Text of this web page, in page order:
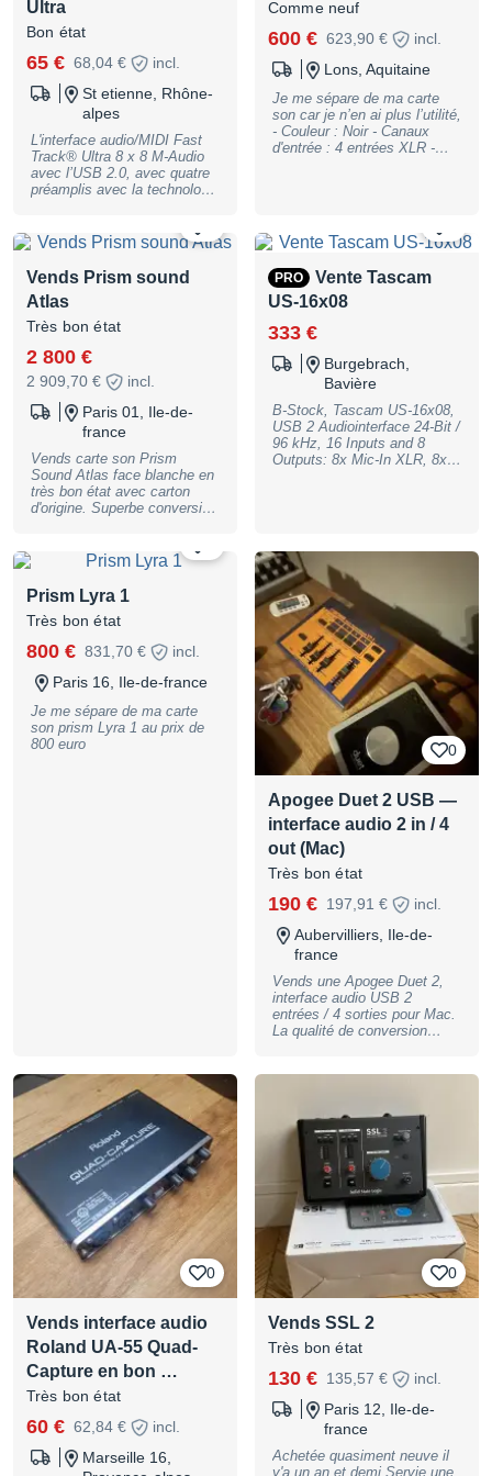
Entrée/sortie ADAT optique
pour ajouter jusqu'à 8 canaux
numériques Interface USB
2.0 TotalMix FX pour le
routing et le monitoring
Pilotes RME réputés pour
leur stabilité et leur faible
latence Alimentation fantôme
48 V Format compact,
interface très transparente et
qualité de préamplification et
une connectique permettant
de faire évoluer facilement le
système. État : excellent
Boîte et accessoires d'origine
inclus
Ultra
Bon état
65 € 68,04 €
incl.
St etienne, Rhône-
alpes
L'interface audio/MIDI Fast
Track® Ultra 8 x 8 M-Audio
avec l’USB 2.0, avec quatre
préamplis avec la technologie
Comme neuf
600 € 623,90 €
incl.
Lons, Aquitaine
Je me sépare de ma carte
son car je n’en ai plus l’utilité,
- Couleur : Noir - Canaux
d'entrée : 4 entrées XLR -
potentiomètre de niveau de
sortie, potentiomètres de
: Présent - Accessoires
inclus : Câbles de connexion
Très bon état. N'hésitez pas
à me contacter pour plus
Vends Prism sound
Atlas
Très bon état
2 800 €
2 909,70 €
incl.
Paris 01, Ile-de-
france
Vends carte son Prism
Sound Atlas face blanche en
très bon état avec carton
d'origine. Superbe conversion
également très bons...
Visible en Bretagne. Passage
en IDF et dans l'Est en aout.
Envoi possible.
PRO
Vente Tascam
US-16x08
333 €
Burgebrach,
Bavière
B-Stock, Tascam US-16x08,
USB 2 Audiointerface 24-Bit /
96 kHz, 16 Inputs and 8
Outputs: 8x Mic-In XLR, 8x
I/O, Stereo Headphone Out,
DSP Audio Mixer,
Compressor and 4-Band-EQ
in every Input Channel of the
DSP-Mixers, USB Audio
Compliance 2.0 for iOS-Unit
Connection, for Pc/Mac, incl.
Rack-Kit and Power Supply,
B-Stock with full warranty,
may have slight traces of use
Prism Lyra 1
Très bon état
800 € 831,70 €
incl.
Paris 16, Ile-de-france
Je me sépare de ma carte
son prism Lyra 1 au prix de
800 euro
0
Apogee Duet 2 USB —
interface audio 2 in / 4
out (Mac)
Très bon état
190 € 197,91 €
incl.
Aubervilliers, Ile-de-
france
Vends une Apogee Duet 2,
interface audio USB 2
entrées / 4 sorties pour Mac.
La qualité de conversion
pour la catégorie, contrôleur
unique en aluminium, écran
OLED tactile. Toujours une
référence pour enregistrer
voix et instruments en
mobilité ou en home studio
avec une vraie qualité de
conversion — beaucoup de
monitors de studio ont été
pilotés par une Duet 2.
Compatibilité : Mac
uniquement. Support logiciel
parfaitement, à vérifier pour
les macOS les plus récents.
0
Vends interface audio
Roland UA-55 Quad-
Capture en bon …
Très bon état
60 € 62,84 €
incl.
Marseille 16,
0
Vends SSL 2
Très bon état
130 € 135,57 €
incl.
Paris 12, Ile-de-
france
Achetée quasiment neuve il
y'a un an et demi Servie une